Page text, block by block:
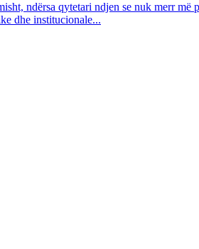
ndërsa qytetari ndjen se nuk merr më
dhe institucionale...